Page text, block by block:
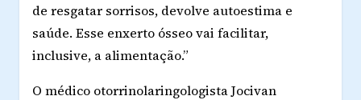
de resgatar sorrisos, devolve autoestima e
saúde. Esse enxerto ósseo vai facilitar,
inclusive, a alimentação.”
O médico otorrinolaringologista Jocivan